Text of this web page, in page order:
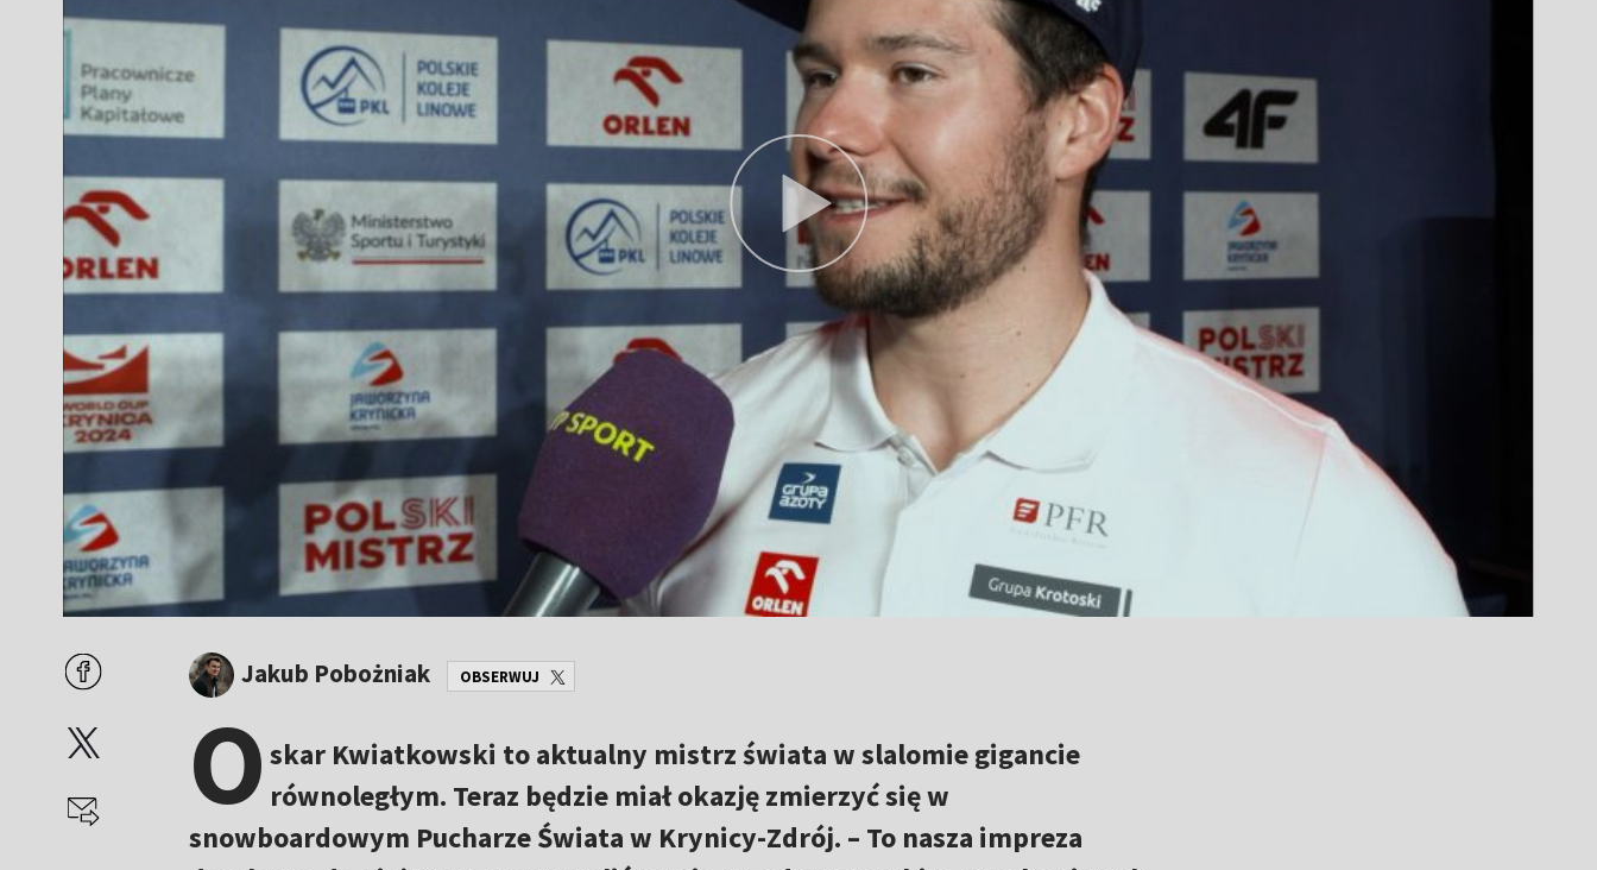
Jakub Pobożniak OBSERWUJ
O skar Kwiatkowski to aktualny mistrz świata w slalomie gigancie
równoległym. Teraz będzie miał okazję zmierzyć się w
snowboardowym Pucharze Świata w Krynicy-Zdrój. – To nasza impreza